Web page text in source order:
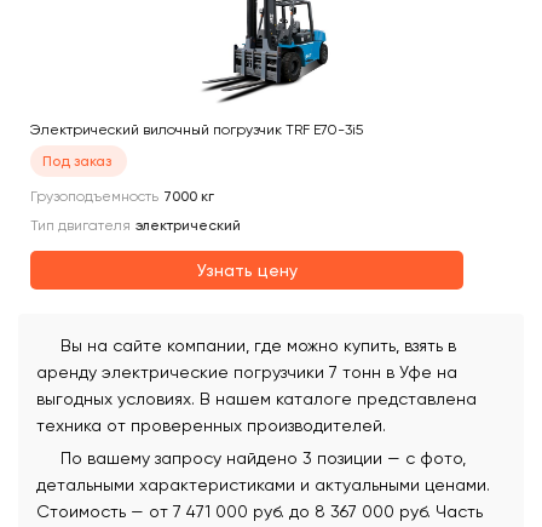
Электрический вилочный погрузчик TRF E70-3i5
Под заказ
Грузоподъемность 7000 кг
Тип двигателя электрический
Узнать цену
Вы на сайте компании, где можно купить, взять в
аренду электрические погрузчики 7 тонн в Уфе на
выгодных условиях. В нашем каталоге представлена
техника от проверенных производителей.
По вашему запросу найдено 3 позиции — с фото,
детальными характеристиками и актуальными ценами.
Стоимость — от 7 471 000 руб. до 8 367 000 руб. Часть